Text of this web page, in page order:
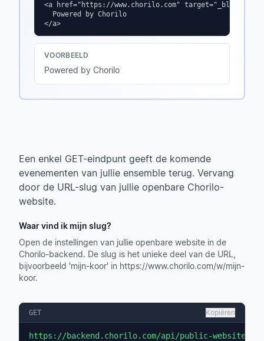
<a href="https://www.chorilo.com" target="_blank"
  Powered by Chorilo
</a>
VOORBEELD
Powered by Chorilo
Een enkel GET-eindpunt geeft de komende
evenementen van jullie ensemble terug. Vervang
door de URL-slug van jullie openbare Chorilo-
website.
Waar vind ik mijn slug?
Open de instellingen van jullie openbare website in de
Chorilo-backend. De slug is het unieke deel van de URL,
bijvoorbeeld 'mijn-koor' in https://www.chorilo.com/w/mijn-
koor.
GET Kopiëren
https://backend.chorilo.com/api/public-websites/